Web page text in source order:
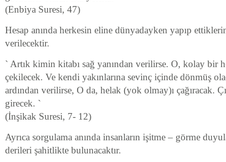
(Enbiya Suresi, 47)
Hesap anında herkesin eline dünyadayken yapıp
verilecektir.
` Artık kimin kitabı sağ yanından verilirse. O, kolay bir
çekilecek. Ve kendi yakınlarına sevinç içinde dönmüş
ardından verilirse, O da, helak (yok olmay)ı çağıracak.
girecek. `
(İnşikak Suresi, 7- 12)
Ayrıca sorgulama anında insanların işitme – görme
derileri şahitlikte bulunacaktır.